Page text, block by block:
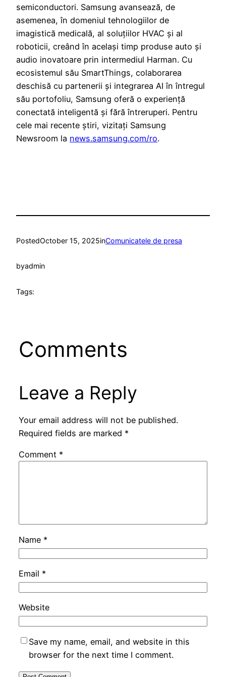
semiconductori. Samsung avansează, de
asemenea, în domeniul tehnologiilor de
imagistică medicală, al soluțiilor HVAC și al
roboticii, creând în același timp produse auto și
audio inovatoare prin intermediul Harman. Cu
ecosistemul său SmartThings, colaborarea
deschisă cu partenerii și integrarea AI în întregul
său portofoliu, Samsung oferă o experiență
conectată inteligentă și fără întreruperi. Pentru
cele mai recente știri, vizitați Samsung
Newsroom la news.samsung.com/ro.
PostedOctober 15, 2025inComunicatele de presa
byadmin
Tags:
Comments
Leave a Reply
Your email address will not be published.
Required fields are marked *
Comment *
Name *
Email *
Website
Save my name, email, and website in this
browser for the next time I comment.